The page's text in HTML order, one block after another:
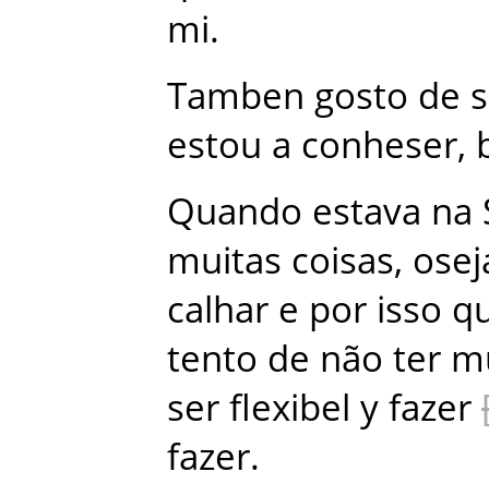
mi.
Tamben gosto de
estou a conheser,
Quando estava na
muitas coisas,
calhar e por isso
tento de não ter
ser flexibel y fazer
fazer.